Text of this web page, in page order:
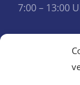
7:00 – 13:00
WEITERE